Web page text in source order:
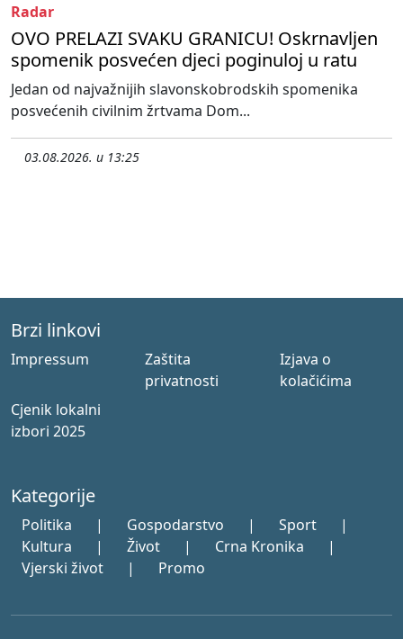
Radar
OVO PRELAZI SVAKU GRANICU! Oskrnavljen
spomenik posvećen djeci poginuloj u ratu
Jedan od najvažnijih slavonskobrodskih spomenika
posvećenih civilnim žrtvama Dom...
03.08.2026. u 13:25
Brzi linkovi
Impressum
Zaštita
privatnosti
Izjava o
kolačićima
Cjenik lokalni
izbori 2025
Kategorije
Politika | Gospodarstvo | Sport
|
Kultura
| Život | Crna Kronika
|
Vjerski život
| Promo